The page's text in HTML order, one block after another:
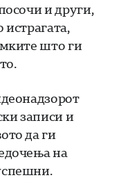
и други,
истрагата,
што ги
записи и
да ги
на